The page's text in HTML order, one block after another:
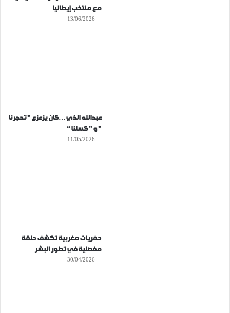
مع منتخب إيطاليا
13/06/2026
عبدالله الذي…كان يزعزع ” تحجرنا
” و ” كسلنا “
11/05/2026
حفريات مغربية تكشف حلقة
مفصلية في تطور البشر
30/04/2026